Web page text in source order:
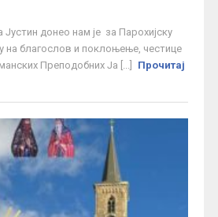
донео нам је за Парохијску
на благослов и поклоњење, честице
Преподобних Ја [...]
Прочитај